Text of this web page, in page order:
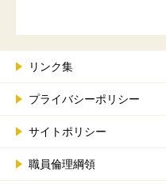
リンク集
プライバシーポリシー
サイトポリシー
職員倫理綱領